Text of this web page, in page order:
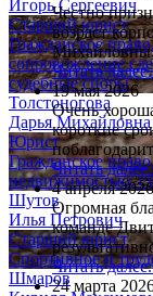
Игорь Сергеевич
Старший юрист
Гражданское
сопровождение
судебные споры
Толстоногова
Дарья Михайловна
Юрист
Гражданское
недвижимостью,
Шутов
Илья Петрович
Старший юрист
Спортивное и
Шмаров
Честно
возраст
Читать
19 мая 2026
Очень
короткие
Читать
4 апреля 2026
Огромная
команде
Читать
24 марта